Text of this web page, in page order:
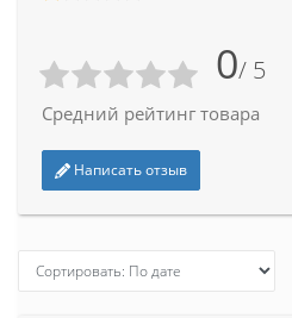
0/ 5
Средний рейтинг товара
Написать отзыв